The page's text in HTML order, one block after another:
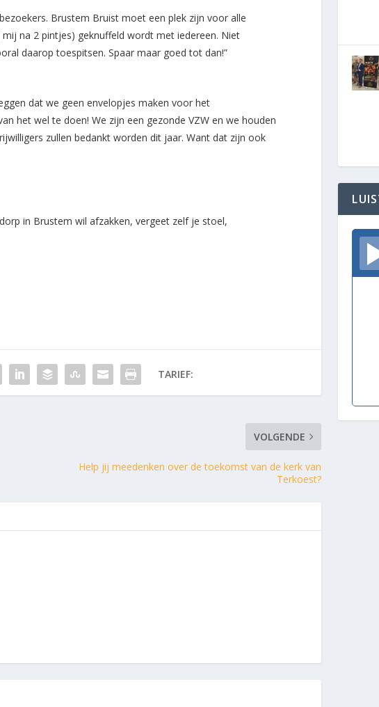
Brustem Bruist moet een plek zijn voor alle
na 2 pintjes) geknuffeld wordt met iedereen. Niet
daarop toespitsen. Spaar maar goed tot dan!”
dat we geen envelopjes maken voor het
het wel te doen! We zijn een gezonde VZW en we houden
zullen bedankt worden dit jaar. Want dat zijn ook
in Brustem wil afzakken, vergeet zelf je stoel,
TARIEF:
VOLGENDE
Help jij meedenken over de toekomst van de kerk van
Terkoest?